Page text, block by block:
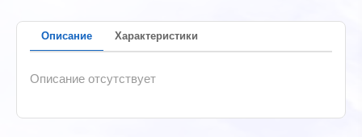
Описание Характеристики
Описание отсутствует